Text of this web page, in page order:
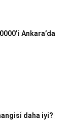
Ankara’da
daha iyi?